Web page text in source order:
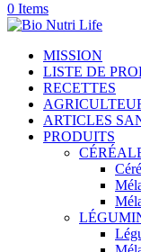
0 Items
MISSION
LISTE DE
RECETTES
ARTICLES
PRODUITS